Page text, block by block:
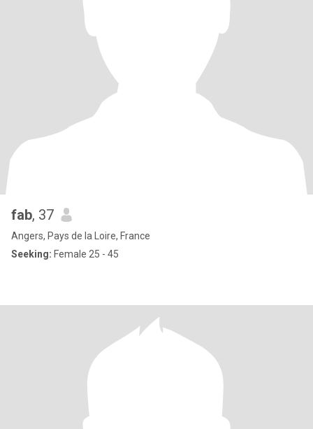
fab, 37
Angers, Pays de la Loire, France
Seeking: Female 25 - 45